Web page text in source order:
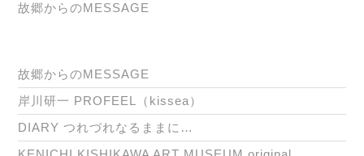
故郷からのMESSAGE
故郷からのMESSAGE
岸川研一 PROFEEL（kissea）
DIARY つれづれなるままに…